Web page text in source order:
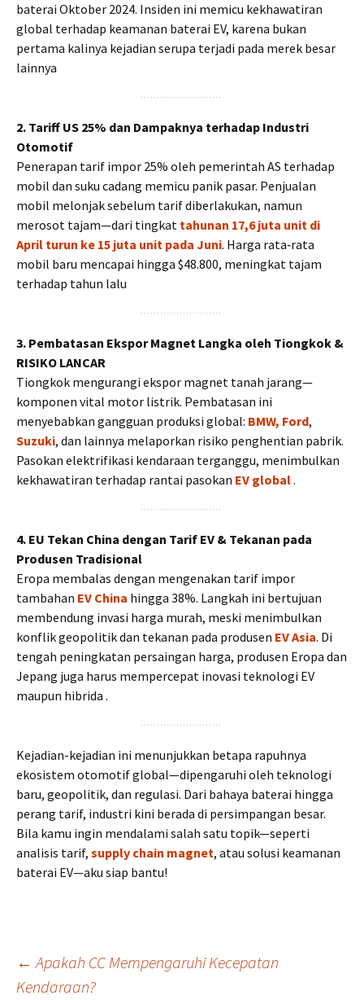
baterai Oktober 2024. Insiden ini memicu kekhawatiran
global terhadap keamanan baterai EV, karena bukan
pertama kalinya kejadian serupa terjadi pada merek besar
lainnya
2. Tariff US 25% dan Dampaknya terhadap Industri
Otomotif
Penerapan tarif impor 25% oleh pemerintah AS terhadap
mobil dan suku cadang memicu panik pasar. Penjualan
mobil melonjak sebelum tarif diberlakukan, namun
merosot tajam—dari tingkat tahunan 17,6 juta unit di
April turun ke 15 juta unit pada Juni. Harga rata‑rata
mobil baru mencapai hingga $48.800, meningkat tajam
terhadap tahun lalu
3. Pembatasan Ekspor Magnet Langka oleh Tiongkok &
RISIKO LANCAR
Tiongkok mengurangi ekspor magnet tanah jarang—
komponen vital motor listrik. Pembatasan ini
menyebabkan gangguan produksi global: BMW, Ford,
Suzuki, dan lainnya melaporkan risiko penghentian pabrik.
Pasokan elektrifikasi kendaraan terganggu, menimbulkan
kekhawatiran terhadap rantai pasokan EV global.
4. EU Tekan China dengan Tarif EV & Tekanan pada
Produsen Tradisional
Eropa membalas dengan mengenakan tarif impor
tambahan EV China hingga 38%. Langkah ini bertujuan
membendung invasi harga murah, meski menimbulkan
konflik geopolitik dan tekanan pada produsen EV Asia. Di
tengah peningkatan persaingan harga, produsen Eropa dan
Jepang juga harus mempercepat inovasi teknologi EV
maupun hibrida .
Kejadian-kejadian ini menunjukkan betapa rapuhnya
ekosistem otomotif global—dipengaruhi oleh teknologi
baru, geopolitik, dan regulasi. Dari bahaya baterai hingga
perang tarif, industri kini berada di persimpangan besar.
Bila kamu ingin mendalami salah satu topik—seperti
analisis tarif, supply chain magnet, atau solusi keamanan
baterai EV—aku siap bantu!
Post
← Apakah CC Mempengaruhi Kecepatan
Kendaraan?